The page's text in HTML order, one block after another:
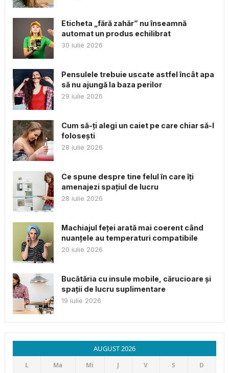
Eticheta „fără zahăr” nu înseamnă
automat un produs echilibrat
30 iulie 2026
Pensulele trebuie uscate astfel încât apa
să nu ajungă la baza perilor
29 iulie 2026
Cum să-ți alegi un caiet pe care chiar să-l
folosești
28 iulie 2026
Ce spune despre tine felul în care îți
amenajezi spațiul de lucru
28 iulie 2026
Machiajul feței arată mai coerent când
nuanțele au temperaturi compatibile
20 iulie 2026
Bucătăria cu insule mobile, cărucioare și
spații de lucru suplimentare
19 iulie 2026
AUGUST 2026
L Ma Mi J V S
D